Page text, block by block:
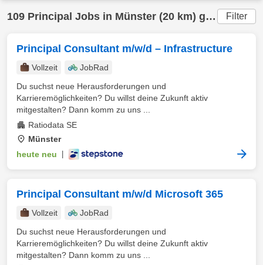
109 Principal Jobs in Münster (20 km) gefunden Filter
Principal Consultant m/w/d – Infrastructure
Vollzeit
JobRad
Du suchst neue Herausforderungen und
Karrieremöglichkeiten? Du willst deine Zukunft aktiv
mitgestalten? Dann komm zu uns ...
Ratiodata SE
Münster
heute neu
Principal Consultant m/w/d Microsoft 365
Vollzeit
JobRad
Du suchst neue Herausforderungen und
Karrieremöglichkeiten? Du willst deine Zukunft aktiv
mitgestalten? Dann komm zu uns ...